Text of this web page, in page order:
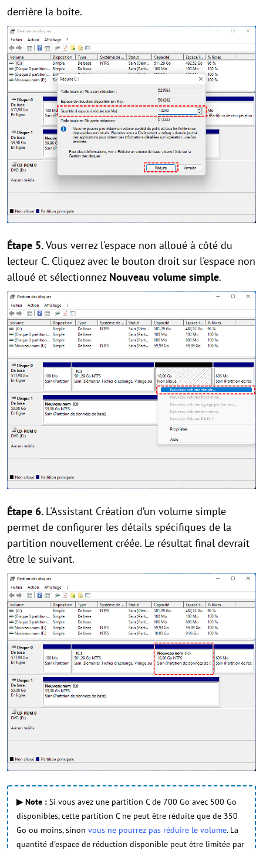
derrière la boîte.
Étape 5.Vous verrez l'espace non alloué à côté du
lecteur C. Cliquez avec le bouton droit sur l'espace non
alloué et sélectionnez Nouveau volume simple.
Étape 6. L'Assistant Création d’un volume simple
permet de configurer les détails spécifiques de la
partition nouvellement créée. Le résultat final devrait
être le suivant.
▶ Note : Si vous avez une partition C de 700 Go avec 500 Go
disponibles, cette partition C ne peut être réduite que de 350
Go ou moins, sinon vous ne pourrez pas réduire le volume. La
quantité d'espace de réduction disponible peut être limitée par